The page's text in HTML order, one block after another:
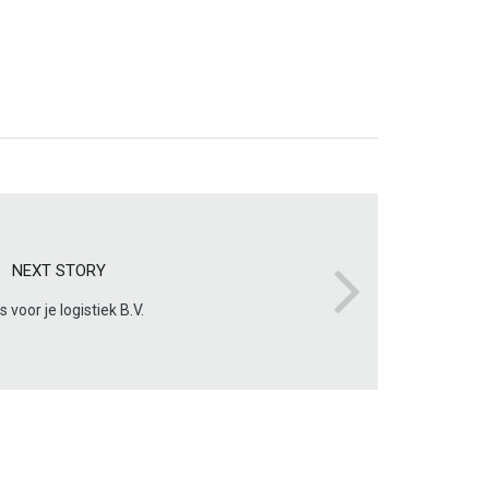
NEXT STORY
voor je logistiek B.V.